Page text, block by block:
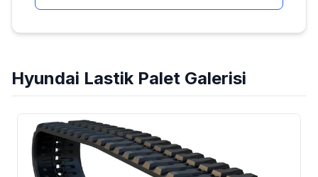
Hyundai Lastik Palet Galerisi